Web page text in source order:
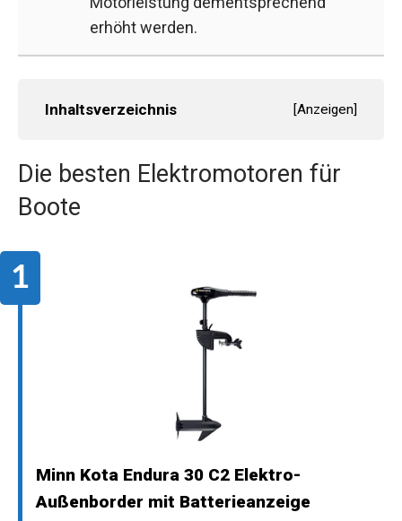
erhöht werden.
Inhaltsverzeichnis [Anzeigen]
Die besten Elektromotoren für
Boote
Minn Kota Endura 30 C2 Elektro-
Außenborder mit Batterieanzeige